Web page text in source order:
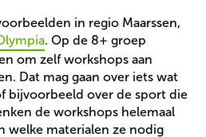
in regio Maarssen,
. Op de 8+ groep
om zelf workshops aan
Dat mag gaan over iets wat
bijvoorbeeld over de sport die
de workshops helemaal
welke materialen ze nodig